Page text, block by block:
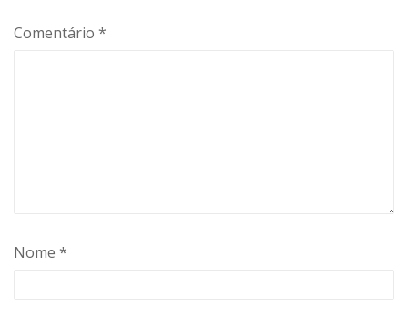
Comentário *
Nome *